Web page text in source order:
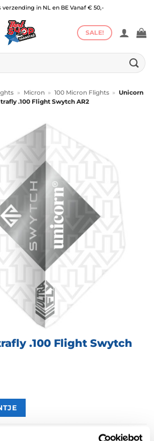
verzending in NL en BE Vanaf € 50,-
SALE!
» Micron » 100 Micron Flights »
Unicorn
.100 Flight Swytch AR2
.100 Flight Swytch